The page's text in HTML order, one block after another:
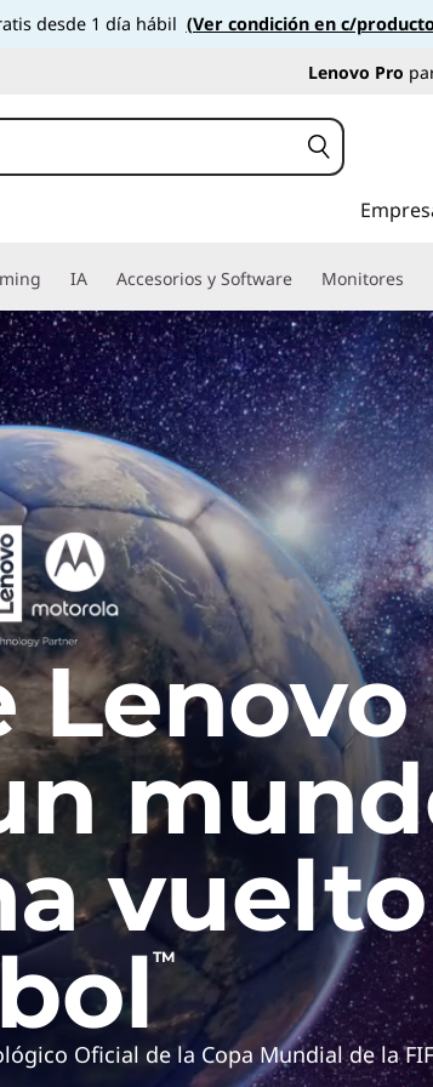
desde 1 día hábil (Ver condición en c/
Lenovo Pro
IA Accesorios y Software Monitores
Lenovo
vuelto
TM
Oficial de la Copa Mundial de la